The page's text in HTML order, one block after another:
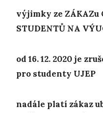
výjimky ze ZÁKAZu
STUDENTŮ NA
od 16. 12. 2020 je
pro studenty UJEP
nadále platí zákaz